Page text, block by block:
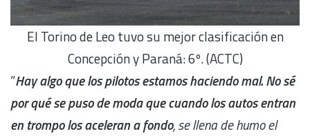
El Torino de Leo tuvo su mejor clasificación en
Concepción y Paraná: 6º. (ACTC)
“Hay algo que los pilotos estamos haciendo mal. No sé
por qué se puso de moda que cuando los autos entran
en trompo los aceleran a fondo, se llena de humo el